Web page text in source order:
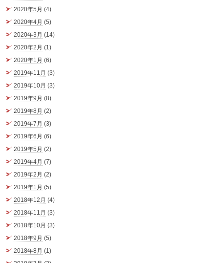
2020年5月 (4)
2020年4月 (5)
2020年3月 (14)
2020年2月 (1)
2020年1月 (6)
2019年11月 (3)
2019年10月 (3)
2019年9月 (8)
2019年8月 (2)
2019年7月 (3)
2019年6月 (6)
2019年5月 (2)
2019年4月 (7)
2019年2月 (2)
2019年1月 (5)
2018年12月 (4)
2018年11月 (3)
2018年10月 (3)
2018年9月 (5)
2018年8月 (1)